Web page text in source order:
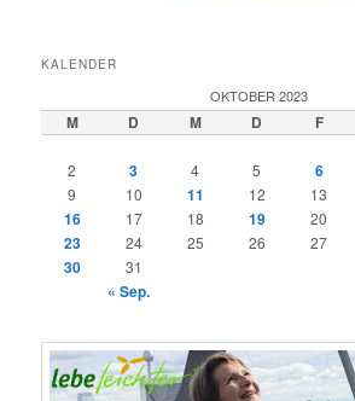
KALENDER
OKTOBER 2023
M D M D F
2
3 4 5 6
9
10 11 12 13
16 17 18 19 20
23 24 25 26 27
30 31
« Sep.